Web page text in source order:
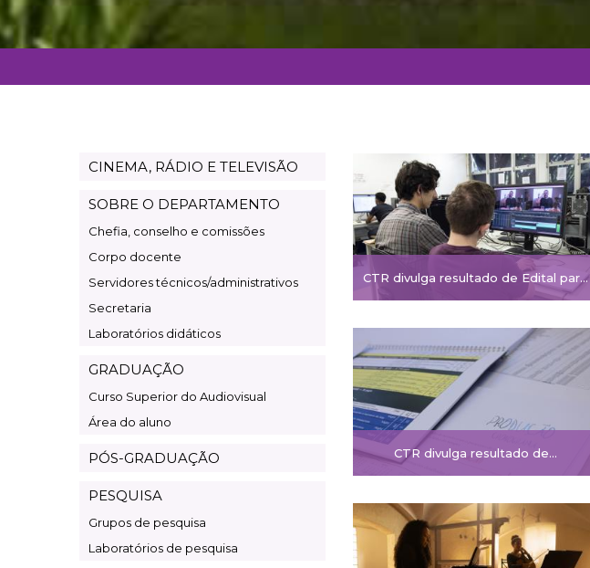
Departamento
Cinema,
Rádio
e
Televisão
CINEMA, RÁDIO E TELEVISÃO
SOBRE O DEPARTAMENTO
Chefia, conselho e comissões
Corpo docente
Servidores técnicos/administrativos
Secretaria
Laboratórios didáticos
GRADUAÇÃO
Curso Superior do Audiovisual
Área do aluno
PÓS-GRADUAÇÃO
PESQUISA
Grupos de pesquisa
Laboratórios de pesquisa
CTR divulga resultado de Edital par…
CTR divulga resultado de…